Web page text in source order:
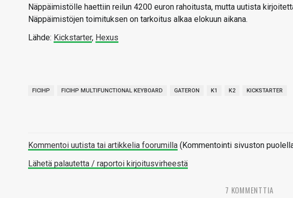
Näppäimistölle haettiin reilun 4200 euron rahoitusta, mutta uutista
Näppäimistöjen toimituksen on tarkoitus alkaa elokuun aikana.
Lähde: Kickstarter, Hexus
FICIHP FICIHP MULTIFUNCTIONAL KEYBOARD GATERON K1 K2 KICKSTARTER
Kommentoi uutista tai artikkelia foorumilla (Kommentointi sivuston
Lähetä palautetta / raportoi kirjoitusvirheestä
7 KOMMENTTIA